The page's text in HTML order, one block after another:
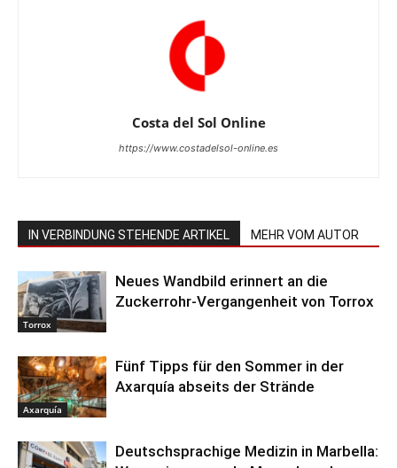
Costa del Sol Online
https://www.costadelsol-online.es
IN VERBINDUNG STEHENDE ARTIKEL MEHR VOM AUTOR
Torrox
Neues Wandbild erinnert an die
Zuckerrohr-Vergangenheit von Torrox
Axarquía
Fünf Tipps für den Sommer in der
Axarquía abseits der Strände
Deutschsprachige Medizin in Marbella: